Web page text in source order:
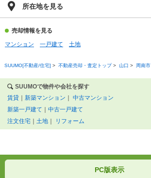
所在地を見る
売却情報を見る
マンション
一戸建て 土地
SUUMO[不動産/住宅] > 不動産売却・査定トップ> 山口 > 周南市
SUUMOで物件や会社を探す
賃貸 ｜ 新築マンション ｜ 中古マンション
新築一戸建て ｜ 中古一戸建て
注文住宅 ｜ 土地 ｜ リフォーム
PC版表示